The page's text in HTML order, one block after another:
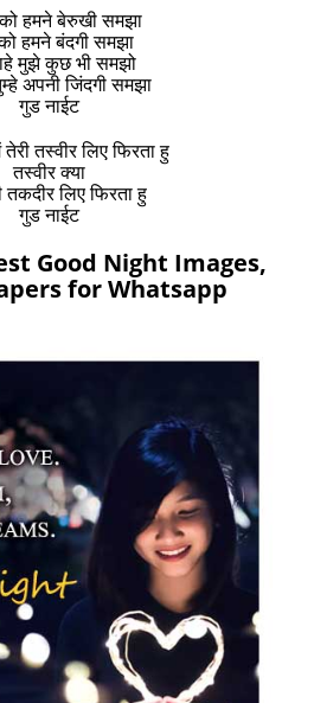
हमने बेरुखी समझा
को हमने बंदगी समझा
मुझे कुछ भी समझो
अपनी जिंदगी समझा
गुड नाईट
तस्वीर लिए फिरता हु
तस्वीर क्या
तकदीर लिए फिरता हु
गुड नाईट
Good Night Images,
for Whatsapp